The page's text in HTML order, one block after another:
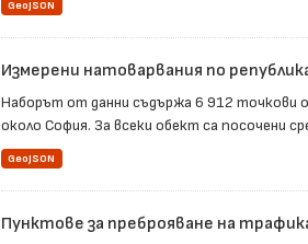
GeoJSON
Измерени натоварвания по
Наборът от данни съдържа 6 912 точкови
около София. За всеки обект са посочени
GeoJSON
Пунктове за преброяване на